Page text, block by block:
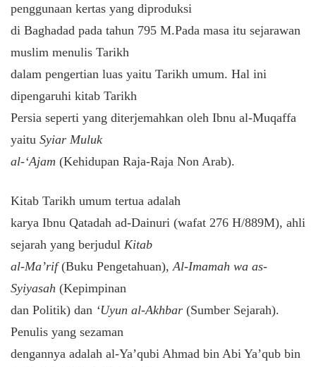
penggunaan kertas yang diproduksi
di Baghadad pada tahun 795 M.Pada masa itu sejarawan
muslim menulis Tarikh
dalam pengertian luas yaitu Tarikh umum. Hal ini
dipengaruhi kitab Tarikh
Persia seperti yang diterjemahkan oleh Ibnu al-Muqaffa
yaitu Syiar Muluk
al-‘Ajam (Kehidupan Raja-Raja Non Arab).
Kitab Tarikh umum tertua adalah
karya Ibnu Qatadah ad-Dainuri (wafat 276 H/889M), ahli
sejarah yang berjudul Kitab
al-Ma’rif(Buku Pengetahuan), Al-Imamah wa as-
Syiyasah (Kepimpinan
dan Politik) dan ‘Uyun al-Akhbar (Sumber Sejarah).
Penulis yang sezaman
dengannya adalah al-Ya’qubi Ahmad bin Abi Ya’qub bin